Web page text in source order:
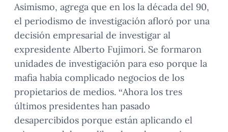
Asimismo, agrega que en los la década del 90,
el periodismo de investigación afloró por una
decisión empresarial de investigar al
expresidente Alberto Fujimori. Se formaron
unidades de investigación para eso porque la
mafia había complicado negocios de los
propietarios de medios. “Ahora los tres
últimos presidentes han pasado
desapercibidos porque están aplicando el